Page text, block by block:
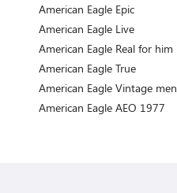
American Eagle Epic
American Eagle Live
American Eagle Real for him
American Eagle True
American Eagle Vintage men
American Eagle AEO 1977